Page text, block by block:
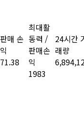
판매 손
익
71.38
최대활
동력 /
판매손
익
1983
24시간
래량